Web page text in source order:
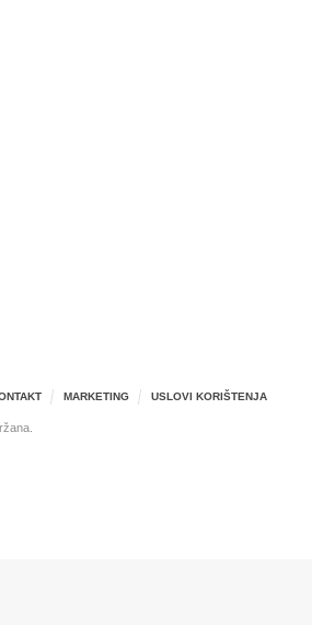
MARKETING USLOVI KORIŠTENJA